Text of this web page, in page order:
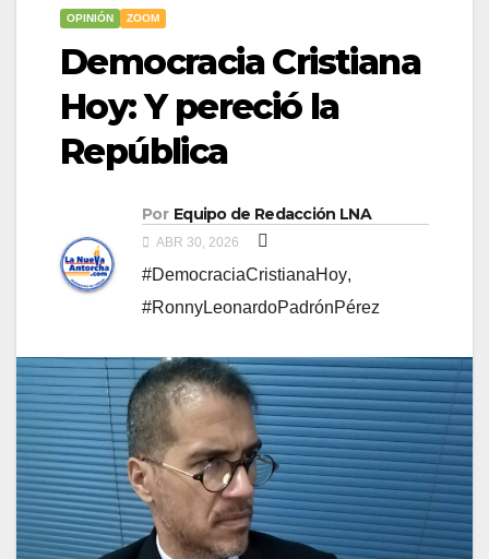
OPINIÓN ZOOM
Democracia Cristiana
Hoy: Y pereció la
República
Por Equipo de Redacción LNA
ABR 30, 2026
#DemocraciaCristianaHoy,
#RonnyLeonardoPadrónPérez